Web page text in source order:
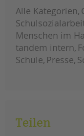
Alle Kategorien
Menschen im
tandem intern
Schule Presse
Teilen